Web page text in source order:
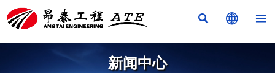
  
新闻中心